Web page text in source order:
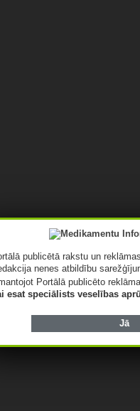
publicētā rakstu un
nenes atbildību
Portālā publicēto
esat speciālists veselības
Jā